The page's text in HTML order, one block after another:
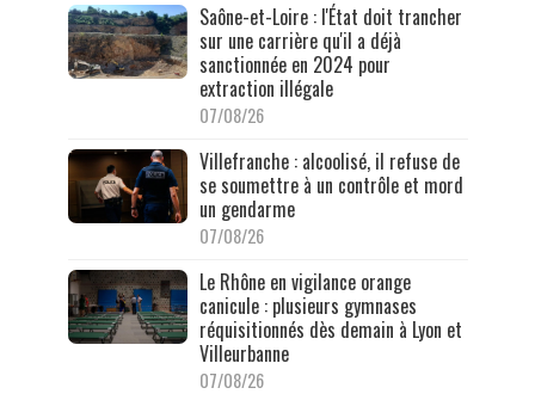
Saône-et-Loire : l'État doit trancher
sur une carrière qu'il a déjà
sanctionnée en 2024 pour
extraction illégale
07/08/26
Villefranche : alcoolisé, il refuse de
se soumettre à un contrôle et mord
un gendarme
07/08/26
Le Rhône en vigilance orange
canicule : plusieurs gymnases
réquisitionnés dès demain à Lyon et
Villeurbanne
07/08/26